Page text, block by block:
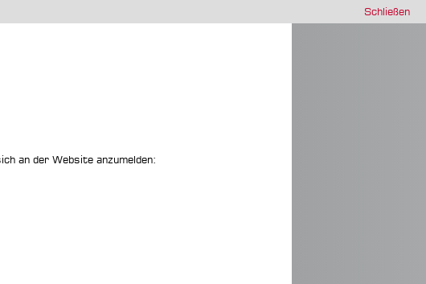
Schließen
an der Website anzumelden: